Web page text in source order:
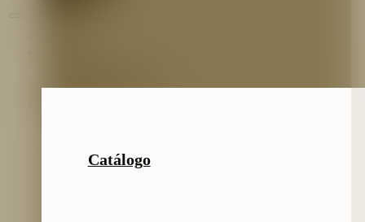
Preguntas frecuentes
Catálogo